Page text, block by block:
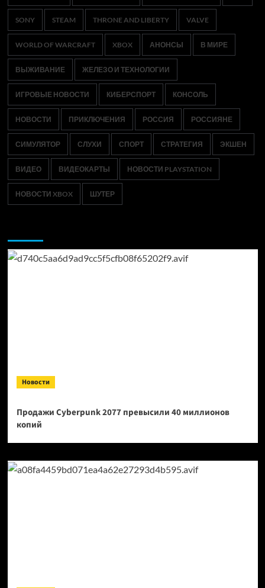
SONY STEAM THRONE AND LIBERTY VALVE
WORLD OF WARCRAFT XBOX АНОНСЫ В МИРЕ
ВЫЖИВАНИЕ ЖЕЛЕЗО И ТЕХНОЛОГИИ
ИГРОВЫЕ НОВОСТИ КИБЕРСПОРТ КОНСОЛЬ
НОВОСТИ ПРИКЛЮЧЕНИЯ РОССИЯ РОССИЯНЕ
СИМУЛЯТОР СЛУХИ СПОРТ СТРАТЕГИЯ ЭКШЕН
ВИДЕО ВИДЕОКАРТЫ НОВОСТИ PLAYSTATION
НОВОСТИ XBOX ШУТЕР
Новости
Продажи Cyberpunk 2077 превысили 40 миллионов
копий